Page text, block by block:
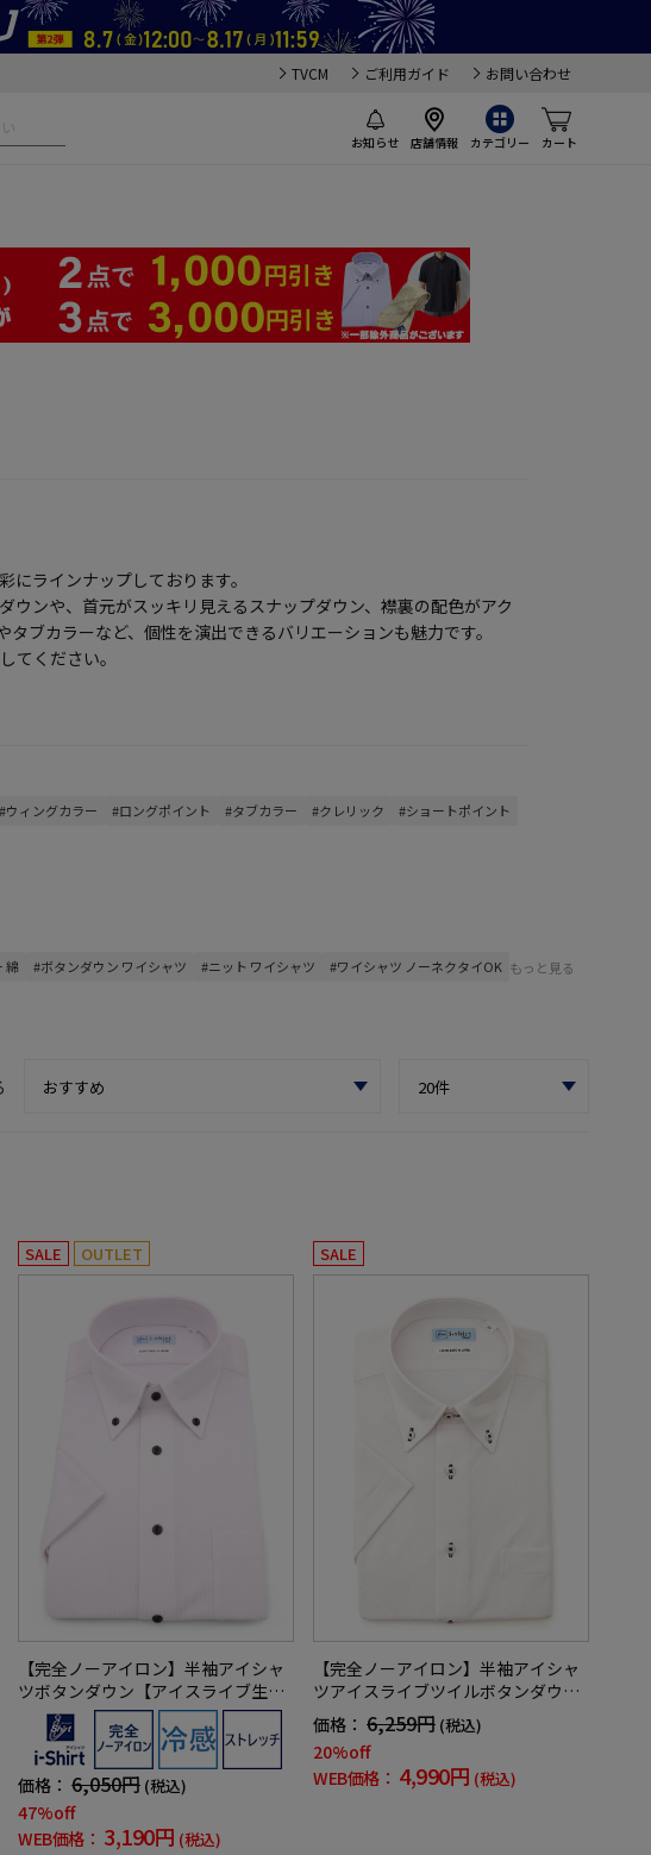
TVCM ご利用ガイド お問い合わせ
お知らせ 店舗情報 カテゴリー カート
ラインナップしております。
ンや、首元がスッキリ見えるスナップダウン、襟裏の配色がアク
ブカラーなど、個性を演出できるバリエーションも魅力です。
てください。
#ウィングカラー #ロングポイント #タブカラー #クレリック #ショートポイント
綿 #ボタンダウン ワイシャツ #ニット ワイシャツ #ワイシャツ ノーネクタイOK もっと見る
SALE OUTLET
【完全ノーアイロン】半袖アイシャ
ツボタンダウン【アイスライブ生地
使用】吸湿冷感シャドーストライプi
-shirtワイシャツ春夏
価格： 6,050円 (税込)
47%off
WEB価格： 3,190円 (税込)
SALE
【完全ノーアイロン】半袖アイシャ
ツアイスライブツイルボタンダウン
半袖ワイシャツ織柄無地形態安定ス
トレッチ吸汗速乾ニット素材春夏
価格： 6,259円 (税込)
20%off
WEB価格： 4,990円 (税込)